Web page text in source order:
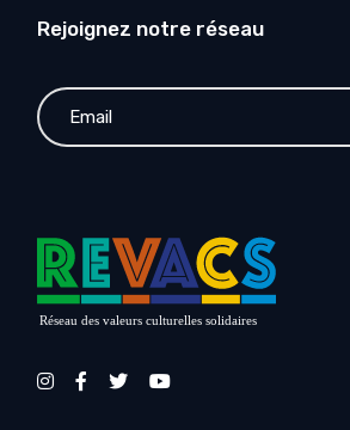
Rejoignez notre réseau
Réseau des valeurs culturelles solidaires